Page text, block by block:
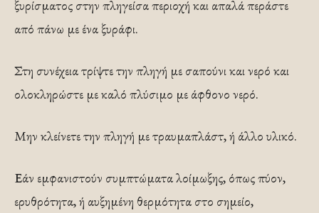
ξυρίσματος στην πληγείσα περιοχή και απαλά περάστε
από πάνω με ένα ξυράφι.
Στη συνέχεια τρίψτε την πληγή με σαπούνι και νερό και
ολοκληρώστε με καλό πλύσιμο με άφθονο νερό.
Μην κλείνετε την πληγή με τραυμαπλάστ, ή άλλο υλικό.
Εάν εμφανιστούν συμπτώματα λοίμωξης, όπως πύον,
ερυθρότητα, ή αυξημένη θερμότητα στο σημείο,